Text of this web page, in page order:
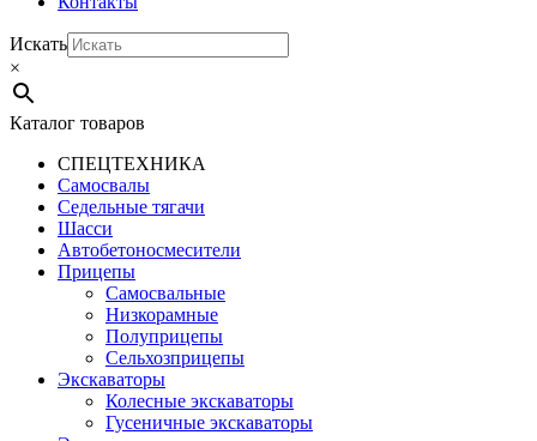
Искать
×
Каталог товаров
СПЕЦТЕХНИКА
Самосвалы
Седельные тягачи
Шасси
Автобетоно­смесители
Прицепы
Самосвальные
Низкорамные
Полуприцепы
Сельхозприцепы
Экскаваторы
Колесные экскаваторы
Гусеничные экскаваторы